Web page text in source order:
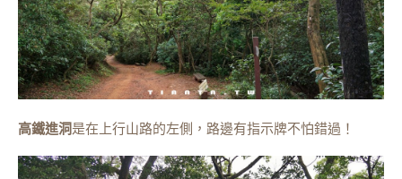
高鐵進洞是在上行山路的左側，路邊有指示牌不怕錯過！